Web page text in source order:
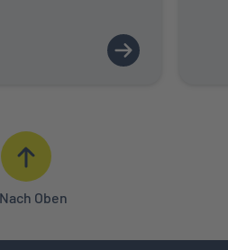
Nach Oben